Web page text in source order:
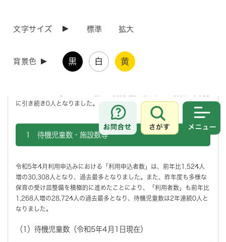
文字サイズ 標準 拡大
背景色 黒 白 黄
お問合せ
さがす
(令和5年4月27日発表）令和5年4月1日現在の保育
厚生労働省の「保育所等利用待機児童数調査要領」に基づく、 本市の
令和5年4月1日現在の保育所等利用待機児童数は、 認可保育所や認定
に引き続き0人となりました。
1 待機児童数・施設数等
令和5年4月利用申込みにおける「利用申込者数」は、前年比1,524人
増の30,308人となり、過去最多となりました。また、昨年度も多様な
保育の受け皿整備を積極的に進めたことにより、「利用者数」も前年比
1,268人増の28,724人の過去最多となり、待機児童数は2年連続0人と
なりました。
（1）待機児童数（令和5年4月1日現在）